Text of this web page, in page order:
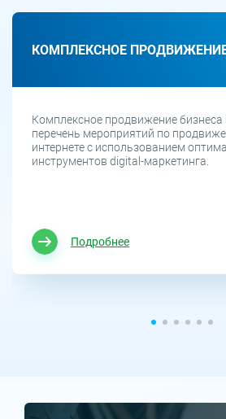
КОМПЛЕКСНОЕ
Комплексное продвижение бизнеса
перечень мероприятий по
интернете с использованием
инструментов digital-маркетинга.
Подробнее